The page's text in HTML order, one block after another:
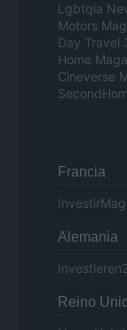
Lgbtqia
Motors
Day Travel
Home
Cineverse
Francia
InvestirMag
Alemania
Reino